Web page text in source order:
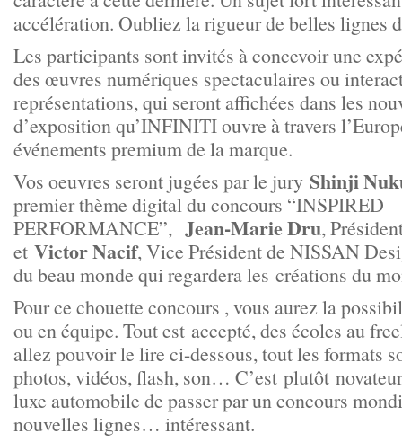
accélération. Oubliez la rigueur de belles lignes
Les participants sont invités à concevoir une
des œuvres numériques spectaculaires ou
représentations, qui seront affichées dans les
d’exposition qu’INFINITI ouvre à travers
événements premium de la marque.
Vos oeuvres seront jugées par le jury Shinji
premier thème digital du concours “INSPIRED
PERFORMANCE”, Jean-Marie Dru,
et Victor Nacif, Vice Président de NISSAN
du beau monde qui regardera les créations du
Pour ce chouette concours , vous aurez la
ou en équipe. Tout est accepté, des écoles au
allez pouvoir le lire ci-dessous, tout les formats
photos, vidéos, flash, son… C’est plutôt
luxe automobile de passer par un concours
nouvelles lignes… intéressant.